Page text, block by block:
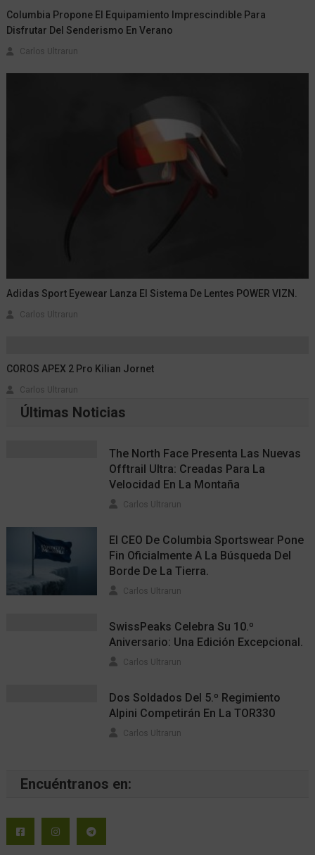
Columbia Propone El Equipamiento Imprescindible Para
Disfrutar Del Senderismo En Verano
Carlos Ultrarun
Adidas Sport Eyewear Lanza El Sistema De Lentes POWER VIZN.
Carlos Ultrarun
COROS APEX 2 Pro Kilian Jornet
Carlos Ultrarun
Últimas Noticias
The North Face Presenta Las Nuevas
Offtrail Ultra: Creadas Para La
Velocidad En La Montaña
Carlos Ultrarun
El CEO De Columbia Sportswear Pone
Fin Oficialmente A La Búsqueda Del
Borde De La Tierra.
Carlos Ultrarun
SwissPeaks Celebra Su 10.º
Aniversario: Una Edición Excepcional.
Carlos Ultrarun
Dos Soldados Del 5.º Regimiento
Alpini Competirán En La TOR330
Carlos Ultrarun
Encuéntranos en: